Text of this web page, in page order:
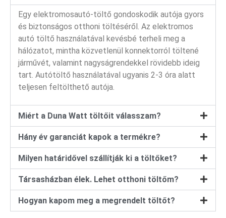
Egy elektromosautó-töltő gondoskodik autója gyors
és biztonságos otthoni töltéséről. Az elektromos
autó töltő használatával kevésbé terheli meg a
hálózatot, mintha közvetlenül konnektorról töltené
járművét, valamint nagyságrendekkel rövidebb ideig
tart. Autótöltő használatával ugyanis 2-3 óra alatt
teljesen feltölthető autója.
Miért a Duna Watt töltőit válasszam?
Hány év garanciát kapok a termékre?
Milyen határidővel szállítják ki a töltőket?
Társasházban élek. Lehet otthoni töltőm?
Hogyan kapom meg a megrendelt töltőt?